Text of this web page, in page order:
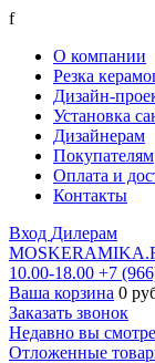
f
О компании
Резка
Дизайн-
Установка
Дизайнерам
Покупателям
Оплата и
Контакты
Вход Дилерам
10.00-18.00 +7
Ваша корзина 0
Заказать звонок
Недавно вы
Отложенные